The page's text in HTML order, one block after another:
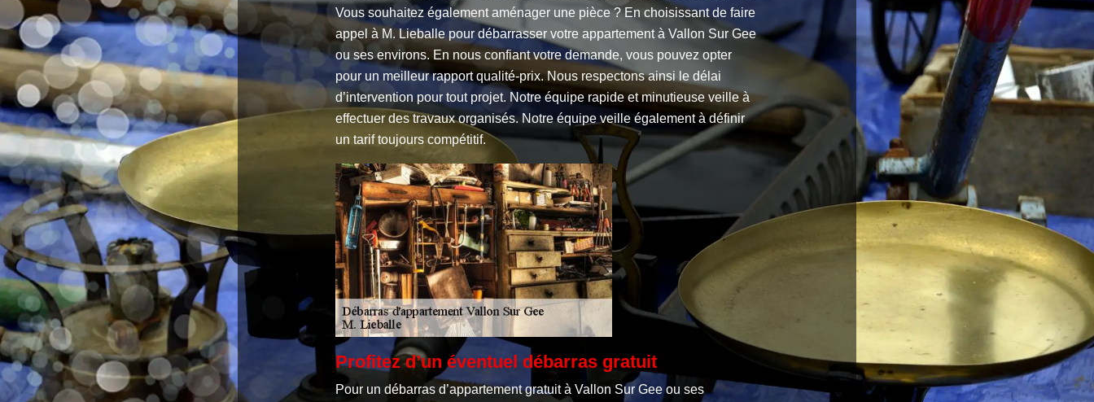
Vous souhaitez également aménager une pièce ? En choisissant de faire
appel à M. Lieballe pour débarrasser votre appartement à Vallon Sur Gee
ou ses environs. En nous confiant votre demande, vous pouvez opter
pour un meilleur rapport qualité-prix. Nous respectons ainsi le délai
d’intervention pour tout projet. Notre équipe rapide et minutieuse veille à
effectuer des travaux organisés. Notre équipe veille également à définir
un tarif toujours compétitif.
Profitez d’un éventuel débarras gratuit
Pour un débarras d’appartement gratuit à Vallon Sur Gee ou ses